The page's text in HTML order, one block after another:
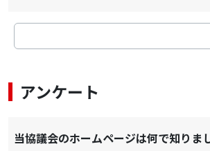
アンケート
当協議会のホームページは何で知りま